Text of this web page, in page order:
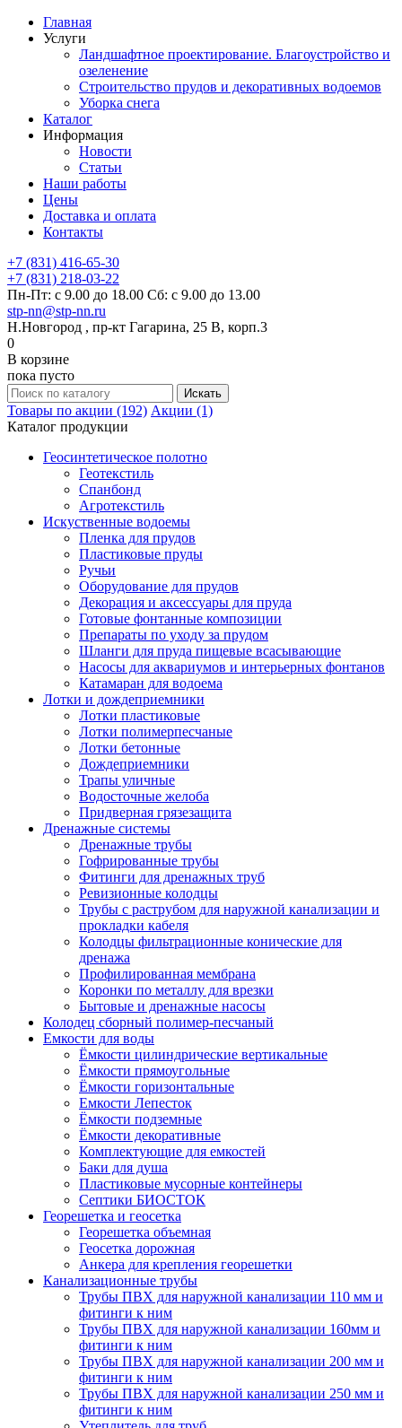
Главная
Услуги
Ландшафтное проектирование. Благоустройство и
озеленение
Строительство прудов и декоративных водоемов
Уборка снега
Каталог
Информация
Новости
Статьи
Наши работы
Цены
Доставка и оплата
Контакты
+7 (831) 416-65-30
+7 (831) 218-03-22
Пн-Пт: с 9.00 до 18.00 Сб: с 9.00 до 13.00
stp-nn@stp-nn.ru
Н.Новгород , пр-кт Гагарина, 25 В, корп.3
0
В корзине
пока пусто
Товары по акции (192) Акции (1)
Каталог продукции
Геосинтетическое полотно
Геотекстиль
Спанбонд
Агротекстиль
Искуственные водоемы
Пленка для прудов
Пластиковые пруды
Ручьи
Оборудование для прудов
Декорация и аксессуары для пруда
Готовые фонтанные композиции
Препараты по уходу за прудом
Шланги для пруда пищевые всасывающие
Насосы для аквариумов и интерьерных фонтанов
Катамаран для водоема
Лотки и дождеприемники
Лотки пластиковые
Лотки полимерпесчаные
Лотки бетонные
Дождеприемники
Трапы уличные
Водосточные желоба
Придверная грязезащита
Дренажные системы
Дренажные трубы
Гофрированные трубы
Фитинги для дренажных труб
Ревизионные колодцы
Трубы с раструбом для наружной канализации и
прокладки кабеля
Колодцы фильтрационные конические для
дренажа
Профилированная мембрана
Коронки по металлу для врезки
Бытовые и дренажные насосы
Колодец сборный полимер-песчаный
Емкости для воды
Ёмкости цилиндрические вертикальные
Ёмкости прямоугольные
Ёмкости горизонтальные
Емкости Лепесток
Ёмкости подземные
Ёмкости декоративные
Комплектующие для емкостей
Баки для душа
Пластиковые мусорные контейнеры
Септики БИОСТОК
Георешетка и геосетка
Георешетка объемная
Геосетка дорожная
Анкера для крепления георешетки
Канализационные трубы
Трубы ПВХ для наружной канализации 110 мм и
фитинги к ним
Трубы ПВХ для наружной канализации 160мм и
фитинги к ним
Трубы ПВХ для наружной канализации 200 мм и
фитинги к ним
Трубы ПВХ для наружной канализации 250 мм и
фитинги к ним